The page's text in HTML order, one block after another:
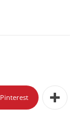
Pinterest